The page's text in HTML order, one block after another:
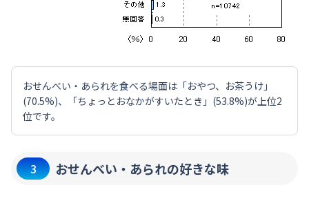
おせんべい・あられを食べる場面は「おやつ、お茶うけ」
(70.5%)、「ちょっとおなかがすいたとき」(53.8%)が上位2
位です。
3 おせんべい・あられの好きな味